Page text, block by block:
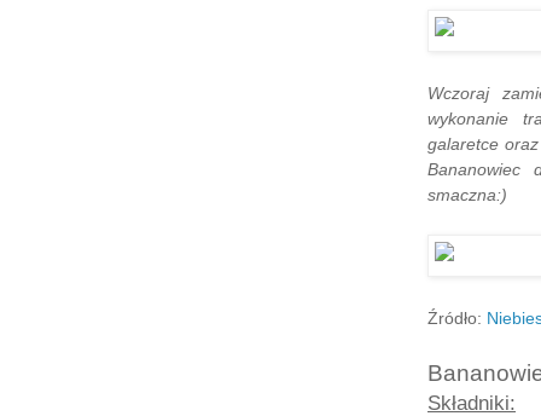
Wczoraj
wykonanie
galaretce
Bananowiec
smaczna:)
Źródło:
Składniki: